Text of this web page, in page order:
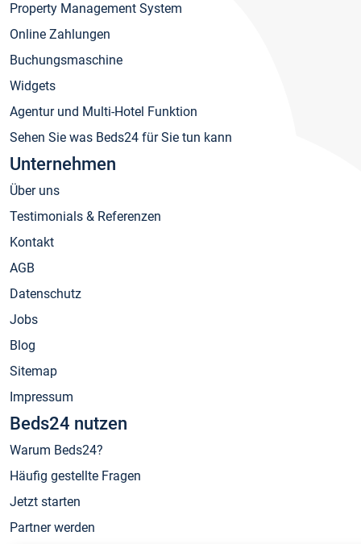
Property Management System
Online Zahlungen
Buchungsmaschine
Widgets
Agentur und Multi-Hotel Funktion
Sehen Sie was Beds24 für Sie tun kann
Unternehmen
Über uns
Testimonials & Referenzen
Kontakt
AGB
Datenschutz
Jobs
Blog
Sitemap
Impressum
Beds24 nutzen
Warum Beds24?
Häufig gestellte Fragen
Jetzt starten
Partner werden